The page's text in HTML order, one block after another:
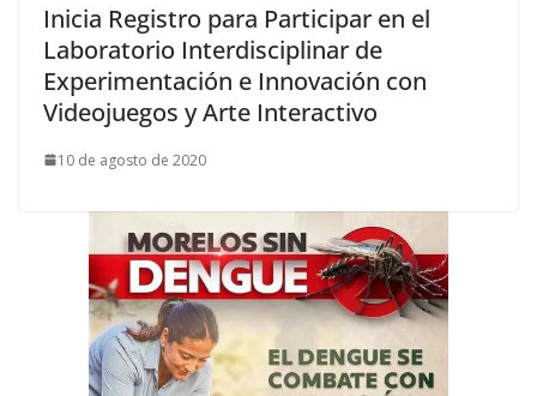
Inicia Registro para Participar en el
Laboratorio Interdisciplinar de
Experimentación e Innovación con
Videojuegos y Arte Interactivo
10 de agosto de 2020